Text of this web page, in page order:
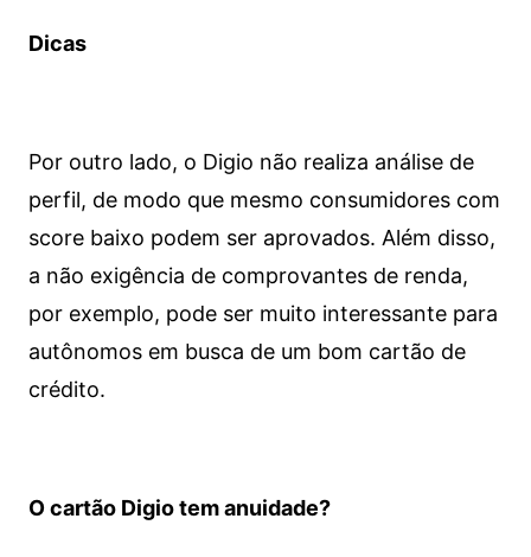
Dicas
Por outro lado, o Digio não realiza análise de
perfil, de modo que mesmo consumidores com
score baixo podem ser aprovados. Além disso,
a não exigência de comprovantes de renda,
por exemplo, pode ser muito interessante para
autônomos em busca de um bom cartão de
crédito.
O cartão Digio tem anuidade?